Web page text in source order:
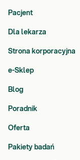
Pacjent
Dla lekarza
Strona korporacyjna
e-Sklep
Blog
Poradnik
Oferta
Pakiety badań